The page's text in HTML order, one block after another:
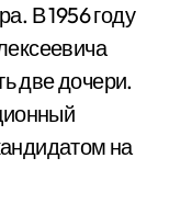
В 1956 году
две дочери.
на